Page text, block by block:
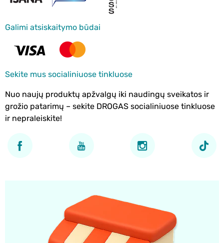
Galimi atsiskaitymo būdai
Sekite mus socialiniuose tinkluose
Nuo naujų produktų apžvalgų iki naudingų sveikatos ir
grožio patarimų – sekite DROGAS socialiniuose tinkluose
ir nepraleiskite!